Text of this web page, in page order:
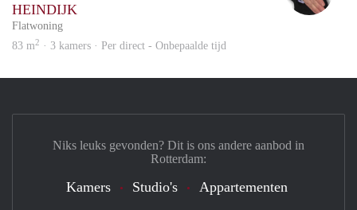
HEINDIJK
Flatwoning
83 m2 · 3 kamers · Per direct - Onbepaalde tijd
Niks leuks gevonden? Dit is ons andere aanbod in
Rotterdam:
Kamers Studio's Appartementen